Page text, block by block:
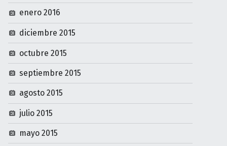
enero 2016
diciembre 2015
octubre 2015
septiembre 2015
agosto 2015
julio 2015
mayo 2015